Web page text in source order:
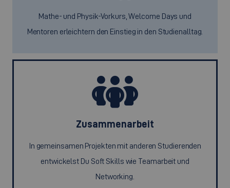
Mathe- und Physik-Vorkurs, Welcome Days und
Mentoren erleichtern den Einstieg in den Studienalltag.
Zusammenarbeit
In gemeinsamen Projekten mit anderen Studierenden
entwickelst Du Soft Skills wie Teamarbeit und
Networking.